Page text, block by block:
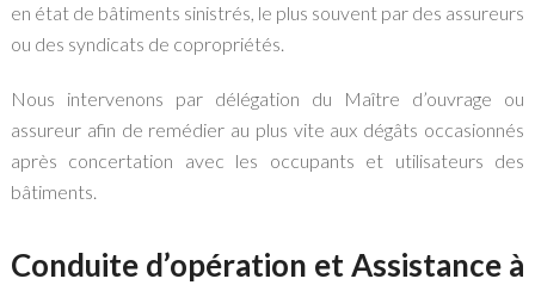
en état de bâtiments sinistrés, le plus souvent par des assureurs
ou des syndicats de copropriétés.
Nous intervenons par délégation du Maître d’ouvrage ou
assureur afin de remédier au plus vite aux dégâts occasionnés
après concertation avec les occupants et utilisateurs des
bâtiments.
Conduite d’opération et Assistance à